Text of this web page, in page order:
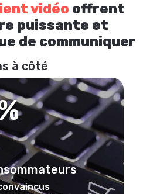
vidéo offrent
puissante et
de communiquer
à côté